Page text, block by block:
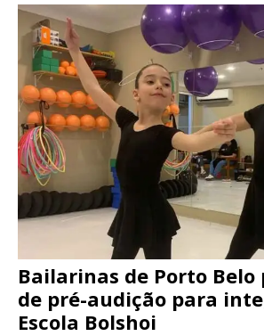
Bailarinas de Porto
de pré-audição para
Escola Bolshoi